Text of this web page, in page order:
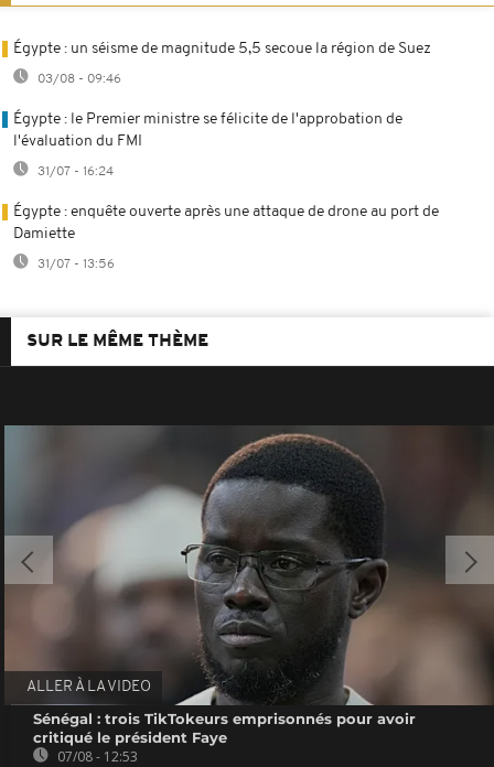
Égypte : un séisme de magnitude 5,5 secoue la région de Suez
03/08 - 09:46
Égypte : le Premier ministre se félicite de l'approbation de
l'évaluation du FMI
31/07 - 16:24
Égypte : enquête ouverte après une attaque de drone au port de
Damiette
31/07 - 13:56
SUR LE MÊME THÈME
ALLER À LA VIDEO
Sénégal : trois TikTokeurs emprisonnés pour avoir
critiqué le président Faye
07/08 - 12:53